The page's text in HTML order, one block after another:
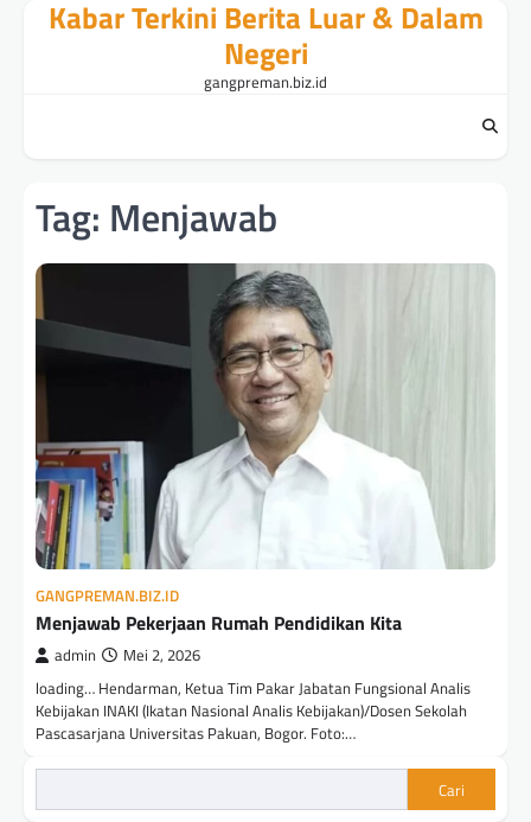
Kabar Terkini Berita Luar & Dalam
Negeri
gangpreman.biz.id
Tag: Menjawab
GANGPREMAN.BIZ.ID
Menjawab Pekerjaan Rumah Pendidikan Kita
admin Mei 2, 2026
loading… Hendarman, Ketua Tim Pakar Jabatan Fungsional Analis
Kebijakan INAKI (Ikatan Nasional Analis Kebijakan)/Dosen Sekolah
Pascasarjana Universitas Pakuan, Bogor. Foto:…
Cari